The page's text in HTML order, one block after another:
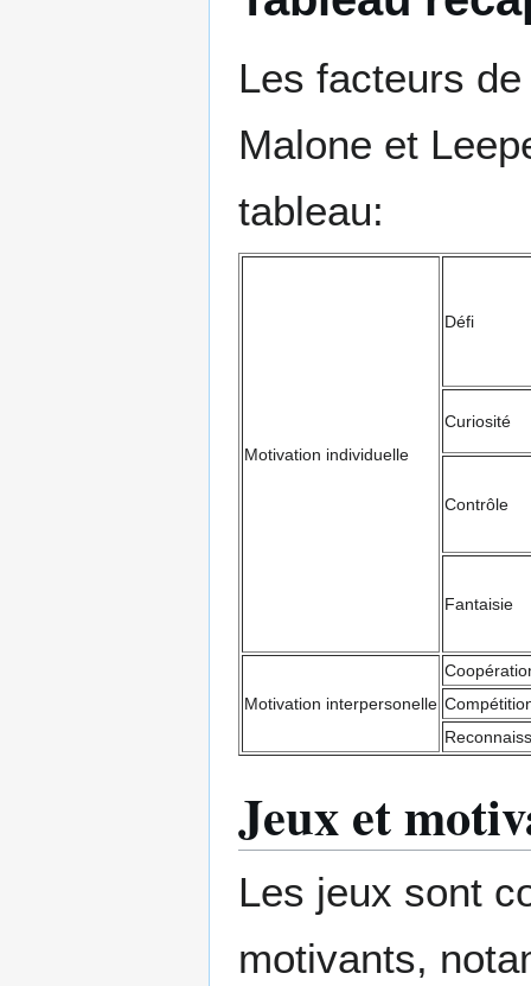
Les facteurs
Malone et
tableau:
Motivation individuelle
Défi
Curiosité
Contrôle
Fantaisie
Motivation interpersonelle
Jeux et
Les jeux sont
motivants,